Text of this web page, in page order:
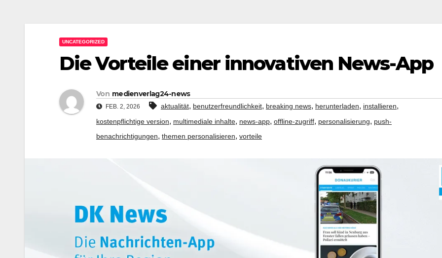
UNCATEGORIZED
Die Vorteile einer innovativen News-App
Von medienverlag24-news
FEB. 2, 2026 aktualität, benutzerfreundlichkeit, breaking news, herunterladen, installieren,
kostenpflichtige version, multimediale inhalte, news-app, offline-zugriff, personalisierung, push-
benachrichtigungen, themen personalisieren, vorteile